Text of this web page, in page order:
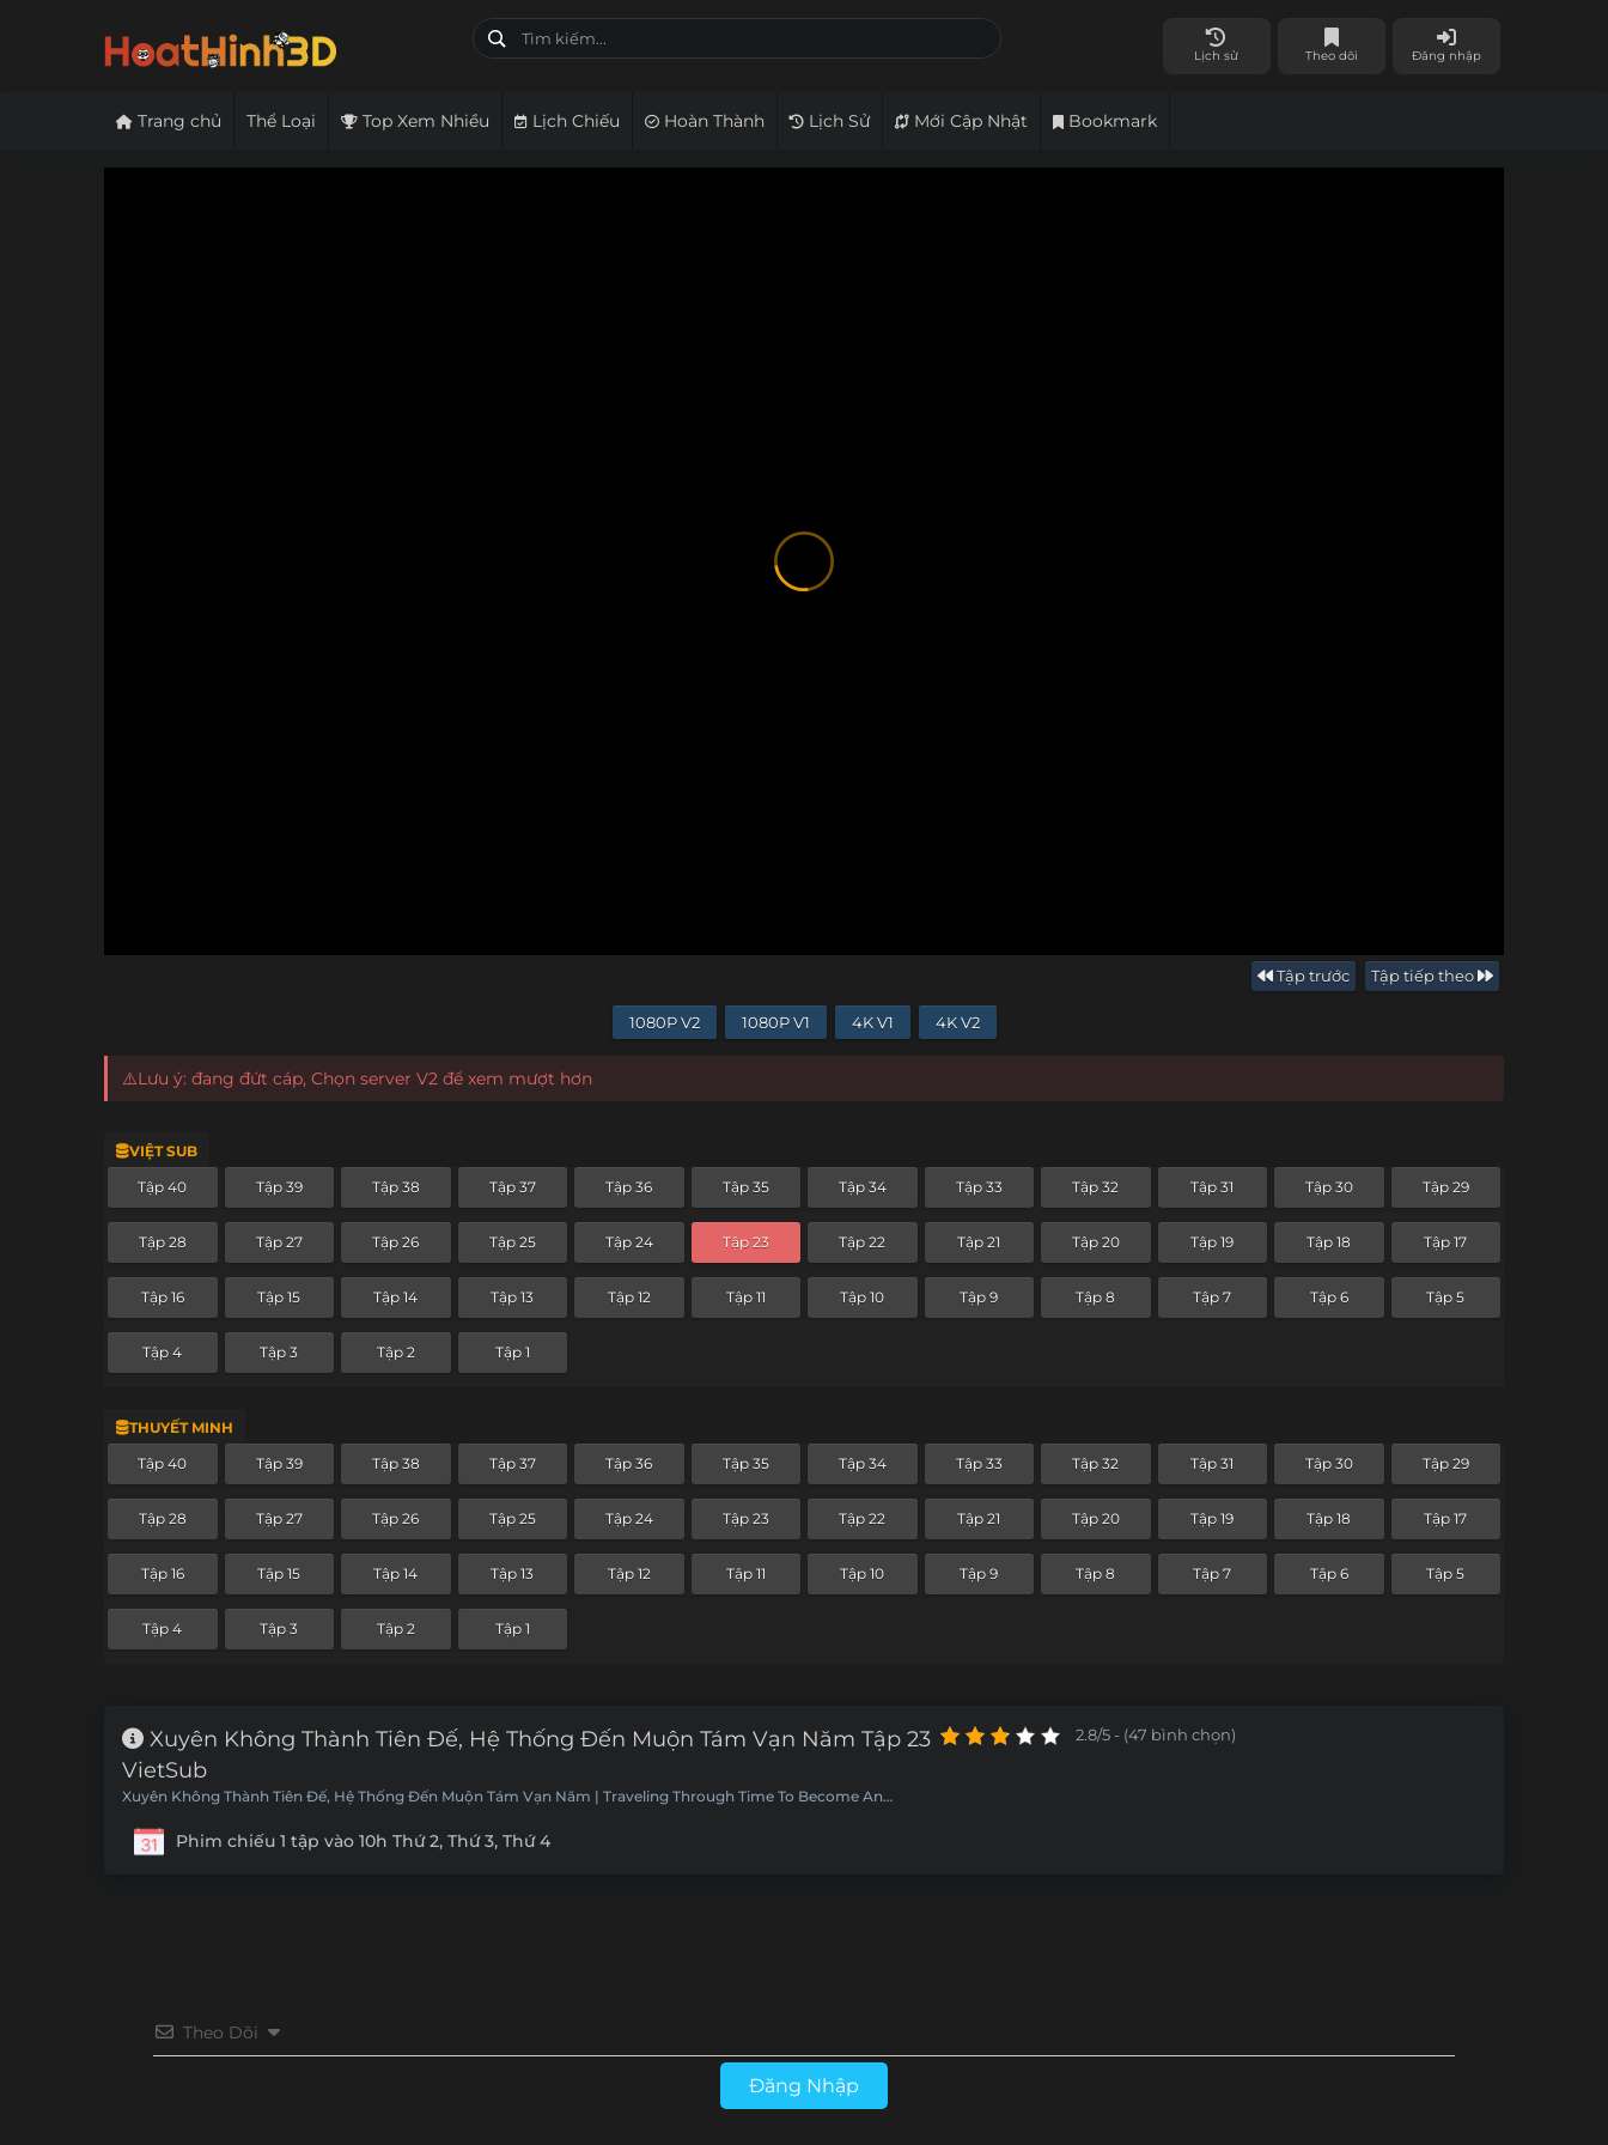
Lịch sử Theo dõi Đăng nhập
Trang chủ Thể Loại Top Xem Nhiều Lịch Chiếu Hoàn Thành Lịch Sử Mới Cập Nhật Bookmark
Tập trước Tập tiếp theo
1080P V2 1080P V1 4K V1 4K V2
⚠️Lưu ý: đang đứt cáp, Chọn server V2 để xem mượt hơn
VIỆT SUB
Tập 40 Tập 39 Tập 38 Tập 37 Tập 36 Tập 35 Tập 34 Tập 33 Tập 32 Tập 31 Tập 30 Tập 29
Tập 28 Tập 27 Tập 26 Tập 25 Tập 24 Tập 23 Tập 22 Tập 21 Tập 20 Tập 19 Tập 18 Tập 17
Tập 16 Tập 15 Tập 14 Tập 13 Tập 12 Tập 11 Tập 10 Tập 9 Tập 8 Tập 7 Tập 6 Tập 5
Tập 4 Tập 3 Tập 2 Tập 1
THUYẾT MINH
Tập 40 Tập 39 Tập 38 Tập 37 Tập 36 Tập 35 Tập 34 Tập 33 Tập 32 Tập 31 Tập 30 Tập 29
Tập 28 Tập 27 Tập 26 Tập 25 Tập 24 Tập 23 Tập 22 Tập 21 Tập 20 Tập 19 Tập 18 Tập 17
Tập 16 Tập 15 Tập 14 Tập 13 Tập 12 Tập 11 Tập 10 Tập 9 Tập 8 Tập 7 Tập 6 Tập 5
Tập 4 Tập 3 Tập 2 Tập 1
Xuyên Không Thành Tiên Đế, Hệ Thống Đến Muộn Tám Vạn Năm Tập 23
VietSub
Xuyên Không Thành Tiên Đế, Hệ Thống Đến Muộn Tám Vạn Năm | Traveling Through Time To Become An
Phim chiếu 1 tập vào 10h Thứ 2, Thứ 3, Thứ 4
2.8/5 - (47 bình chọn)
Theo Dõi
Đăng Nhập